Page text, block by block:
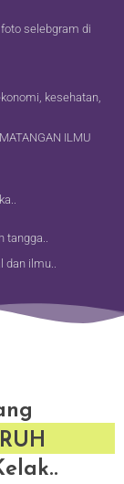
selebgram di
kesehatan,
ILMU
ilmu..